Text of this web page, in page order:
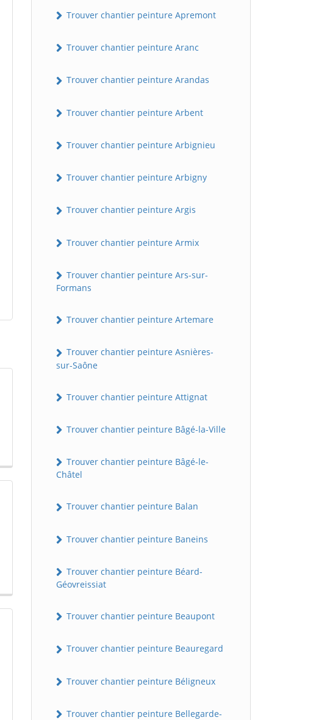
Trouver chantier peinture Apremont
Trouver chantier peinture Aranc
Trouver chantier peinture Arandas
Trouver chantier peinture Arbent
Trouver chantier peinture Arbignieu
Trouver chantier peinture Arbigny
Trouver chantier peinture Argis
Trouver chantier peinture Armix
Trouver chantier peinture Ars-sur-
Formans
Trouver chantier peinture Artemare
Trouver chantier peinture Asnières-
sur-Saône
Trouver chantier peinture Attignat
Trouver chantier peinture Bâgé-la-Ville
Trouver chantier peinture Bâgé-le-
Châtel
Trouver chantier peinture Balan
Trouver chantier peinture Baneins
Trouver chantier peinture Béard-
Géovreissiat
Trouver chantier peinture Beaupont
Trouver chantier peinture Beauregard
Trouver chantier peinture Béligneux
Trouver chantier peinture Bellegarde-